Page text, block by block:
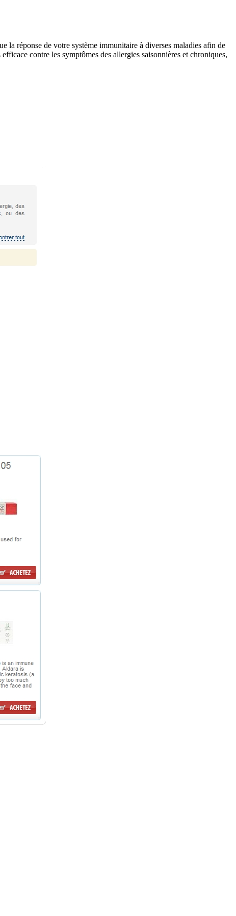
la réponse de votre système immunitaire à diverses maladies afin de
contre les symptômes des allergies saisonnières et chroniques,